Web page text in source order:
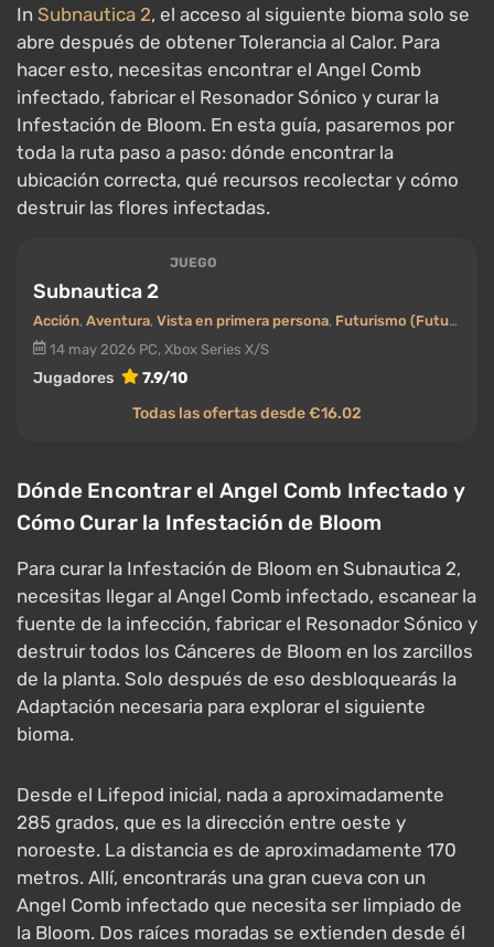
In Subnautica 2, el acceso al siguiente bioma solo se
abre después de obtener Tolerancia al Calor. Para
hacer esto, necesitas encontrar el Angel Comb
infectado, fabricar el Resonador Sónico y curar la
Infestación de Bloom. En esta guía, pasaremos por
toda la ruta paso a paso: dónde encontrar la
ubicación correcta, qué recursos recolectar y cómo
destruir las flores infectadas.
JUEGO
Subnautica 2
Acción, Aventura, Vista en primera persona, Futurismo (Futuro)
14 may 2026 PC, Xbox Series X/S
Jugadores
7.9/10
Todas las ofertas desde €16.02
Dónde Encontrar el Angel Comb Infectado y
Cómo Curar la Infestación de Bloom
Para curar la Infestación de Bloom en Subnautica 2,
necesitas llegar al Angel Comb infectado, escanear la
fuente de la infección, fabricar el Resonador Sónico y
destruir todos los Cánceres de Bloom en los zarcillos
de la planta. Solo después de eso desbloquearás la
Adaptación necesaria para explorar el siguiente
bioma.
Desde el Lifepod inicial, nada a aproximadamente
285 grados, que es la dirección entre oeste y
noroeste. La distancia es de aproximadamente 170
metros. Allí, encontrarás una gran cueva con un
Angel Comb infectado que necesita ser limpiado de
la Bloom. Dos raíces moradas se extienden desde él